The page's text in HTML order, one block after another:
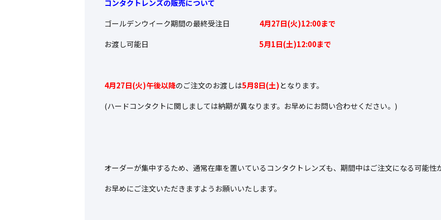
コンタクトレンズの販売について
ゴールデンウイーク期間の最終受注日 4月27日(火)12:00まで
お渡し可能日 5月1日(土)12:00まで
4月27日(火)午後以降のご注文のお渡しは5月8日(土)となります。
(ハードコンタクトに関しましては納期が異なります。お早めにお問い合わせください。)
オーダーが集中するため、通常在庫を置いているコンタクトレンズも、期間中はご注文になる可能性
お早めにご注文いただきますようお願いいたします。